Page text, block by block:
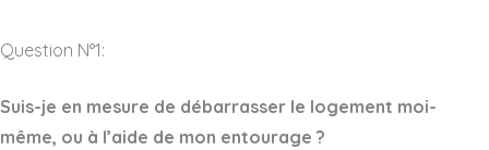
Question N°1:
Suis-je en mesure de débarrasser le logement moi-
même, ou à l’aide de mon entourage ?